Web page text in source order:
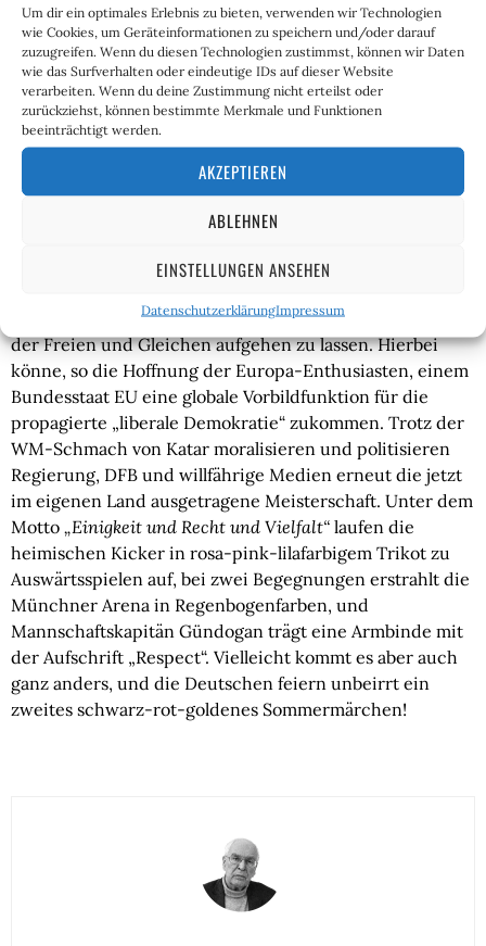
Um dir ein optimales Erlebnis zu bieten, verwenden wir Technologien
wie Cookies, um Geräteinformationen zu speichern und/oder darauf
zuzugreifen. Wenn du diesen Technologien zustimmst, können wir Daten
wie das Surfverhalten oder eindeutige IDs auf dieser Website
verarbeiten. Wenn du deine Zustimmung nicht erteilst oder
zurückziehst, können bestimmte Merkmale und Funktionen
beeinträchtigt werden.
AKZEPTIEREN
ABLEHNEN
EINSTELLUNGEN ANSEHEN
DatenschutzerklärungImpressum
anzustreben sich lohne. Der Kampfbegriff des Werte-
Relativismus ist daher die„positive Toleranz“; sie gesteht
jedem seinen eigenen Standpunkt zu, verlangt aber, daß
alle Positionen als gleichberechtigt akzeptiert werden.
Negative Urteile über andere Meinungen dürfen somit
nicht gefällt werden, weil dies diskriminierend wäre.
Mittlerweile ist dieser Relativismus, erneut ausgehend
von den USA, durch „Cancel Culture“, „Critical Race
worden. Ziel ist es, traditionelle Einheiten wie Familie,
multikulturellen und multiethnischen Weltgesellschaft
der Freien und Gleichen aufgehen zu lassen. Hierbei
könne, so die Hoffnung der Europa-Enthusiasten, einem
Bundesstaat EU eine globale Vorbildfunktion für die
propagierte „liberale Demokratie“ zukommen. Trotz der
WM-Schmach von Katar moralisieren und politisieren
Regierung, DFB und willfährige Medien erneut die jetzt
im eigenen Land ausgetragene Meisterschaft. Unter dem
Motto „Einigkeit und Recht und Vielfalt“ laufen die
heimischen Kicker in rosa-pink-lilafarbigem Trikot zu
Auswärtsspielen auf, bei zwei Begegnungen erstrahlt die
Münchner Arena in Regenbogenfarben, und
Mannschaftskapitän Gündogan trägt eine Armbinde mit
der Aufschrift „Respect“. Vielleicht kommt es aber auch
ganz anders, und die Deutschen feiern unbeirrt ein
zweites schwarz-rot-goldenes Sommermärchen!